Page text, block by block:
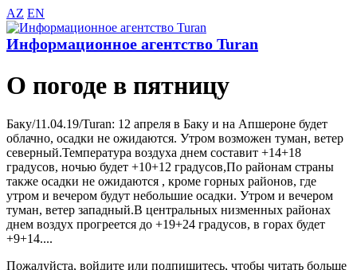
AZ EN
Информационное агентство Turan
О погоде в пятницу
Баку/11.04.19/Turan: 12 апреля в Баку и на Апшероне будет
облачно, осадки не ожидаются. Утром возможен туман, ветер
северный.Температура воздуха днем составит +14+18
градусов, ночью будет +10+12 градусов,По районам страны
также осадки не ожидаются , кроме горных районов, где
утром и вечером будут небольшие осадки. Утром и вечером
туман, ветер западный.B центральных низменных районах
днем воздух прогреется до +19+24 градусов, в горах будет
+9+14....
Пожалуйста, войдите или подпишитесь, чтобы читать больше